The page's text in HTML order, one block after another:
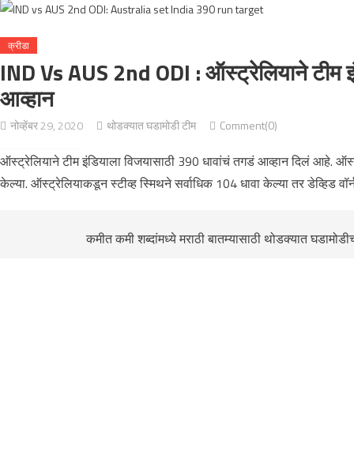
क्रीडा
IND Vs AUS 2nd ODI : ऑस्ट्रेलियाने टीम
आव्हान
नोव्हेंबर 29, 2020 थोडक्यात घडामोडी टीम Comment(0)
ऑस्ट्रेलियाने टीम इंडियाला विजयासाठी 390 धावांचं तगडं आव्हान दिलं आहे.
केल्या. ऑस्ट्रेलियाकडून स्टीव्ह स्मिथने सर्वाधिक 104 धावा केल्या तर डेव्हिड
कमीत कमी शब्दांमध्ये मराठी बातम्यासाठी थोडक्यात